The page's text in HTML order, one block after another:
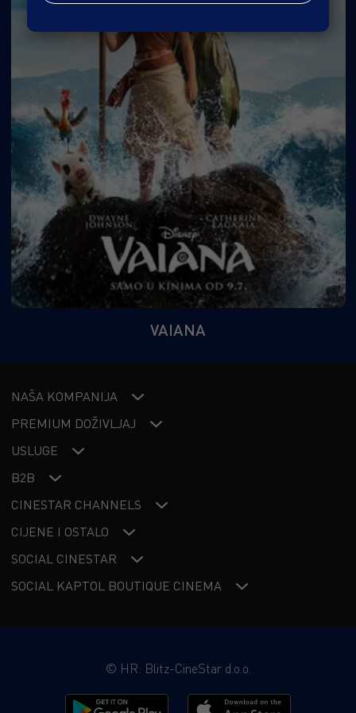
VAIANA
NAŠA KOMPANIJA
PREMIUM DOŽIVLJAJ
USLUGE
B2B
CINESTAR CHANNELS
CIJENE I OSTALO
SOCIAL CINESTAR
SOCIAL KAPTOL BOUTIQUE CINEMA
© HR: Blitz-CineStar d.o.o.